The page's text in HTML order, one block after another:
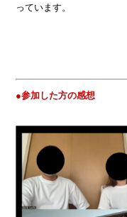
っています。
●参加した方の感想